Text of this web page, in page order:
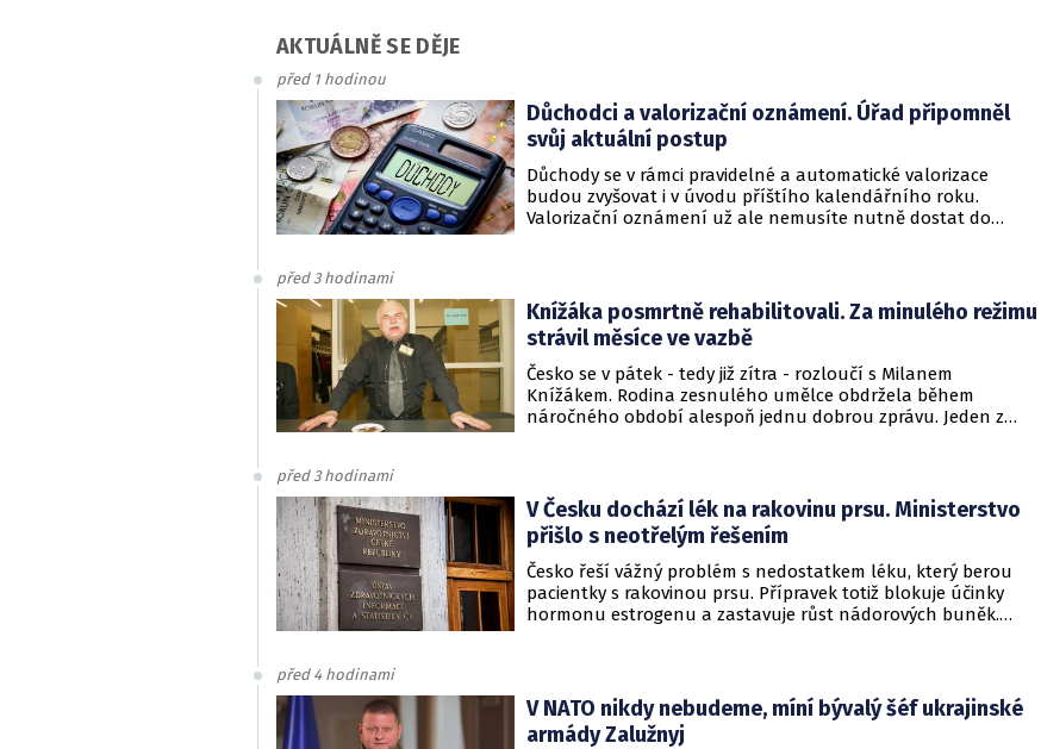
AKTUÁLNĚ SE DĚJE
před 1 hodinou
Důchodci a valorizační oznámení. Úřad připomněl
svůj aktuální postup
Důchody se v rámci pravidelné a automatické valorizace
budou zvyšovat i v úvodu příštího kalendářního roku.
Valorizační oznámení už ale nemusíte nutně dostat do
před 3 hodinami
Knížáka posmrtně rehabilitovali. Za minulého režimu
strávil měsíce ve vazbě
Česko se v pátek - tedy již zítra - rozloučí s Milanem
Knížákem. Rodina zesnulého umělce obdržela během
náročného období alespoň jednu dobrou zprávu. Jeden z
před 3 hodinami
V Česku dochází lék na rakovinu prsu. Ministerstvo
přišlo s neotřelým řešením
Česko řeší vážný problém s nedostatkem léku, který berou
pacientky s rakovinou prsu. Přípravek totiž blokuje účinky
hormonu estrogenu a zastavuje růst nádorových buněk.
před 4 hodinami
V NATO nikdy nebudeme, míní bývalý šéf ukrajinské
armády Zalužnyj